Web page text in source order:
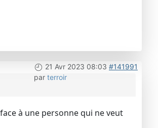
21 Avr 2023 08:03 #141991
par terroir
à une personne qui ne veut